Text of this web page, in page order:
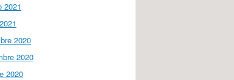
2021
2020
2020
2020